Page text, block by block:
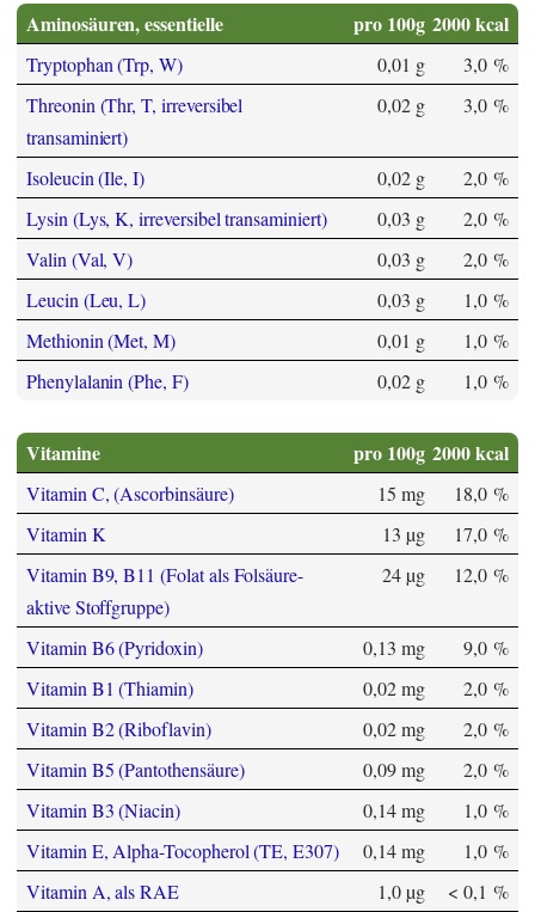
Aminosäuren, essentielle pro 100g 2000 kcal
Tryptophan (Trp, W) 0,01 g
3,0 %
Threonin (Thr, T, irreversibel
transaminiert)
0,02 g 3,0 %
Isoleucin (Ile, I) 0,02 g
2,0 %
Lysin (Lys, K, irreversibel transaminiert)
0,03 g
2,0 %
Valin (Val, V)
0,03 g
2,0 %
Leucin (Leu, L)
0,03 g
1,0 %
Methionin (Met, M)
0,01 g
1,0 %
Phenylalanin (Phe, F)
0,02 g 1,0 %
Vitamine pro 100g 2000 kcal
Vitamin C, (Ascorbinsäure) 15 mg
18,0 %
Vitamin K
13 µg
17,0 %
Vitamin B9, B11 (Folat als Folsäure-
aktive Stoffgruppe)
24 µg 12,0 %
Vitamin B6 (Pyridoxin) 0,13 mg
9,0 %
Vitamin B1 (Thiamin)
0,02 mg
2,0 %
Vitamin B2 (Riboflavin)
0,02 mg
2,0 %
Vitamin B5 (Pantothensäure)
0,09 mg
2,0 %
Vitamin B3 (Niacin)
0,14 mg
1,0 %
Vitamin E, Alpha-Tocopherol (TE, E307)
0,14 mg
1,0 %
Vitamin A, als RAE
1,0 µg < 0,1 %